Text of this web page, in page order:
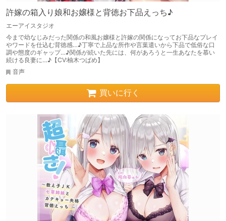
許嫁の箱入り娘和お嬢様と背徳お下品えっち♪
エーアイスタジオ
今まで幼なじみだった関係の和風お嬢様と許嫁の関係になってお下品なプレイ
やワードを仕込む背徳感…♪丁寧で上品な所作や言葉遣いから下品で低俗な口
調や態度のギャップ…♪関係が続いた先には、何があろうと一生あなたを慕い
続ける良妻に…♪【CV:柚木つばめ】
音声
買いに行く